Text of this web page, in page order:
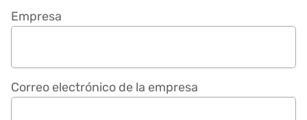
Empresa
Correo electrónico de la empresa